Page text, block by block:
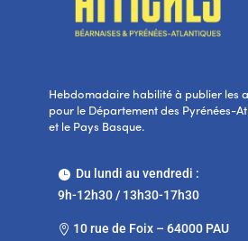
Hebdomadaire habilité à publier les
pour le Département des Pyrénées-
et le Pays Basque.
Du lundi au vendredi :
9h-12h30 / 13h30-17h30
 10 rue de Foix – 64000 PAU